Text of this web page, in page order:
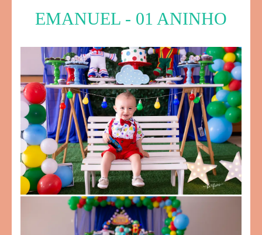
EMANUEL - 01 ANINHO